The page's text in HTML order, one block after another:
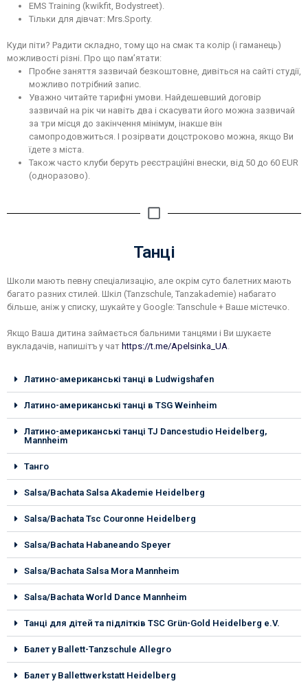
EMS Training (kwikfit, Bodystreet).
Тільки для дівчат: Mrs.Sporty.
Куди піти? Радити складно, тому що на смак та колір (і гаманець)
можливості різні. Про що пам’ятати:
Пробне заняття зазвичай безкоштовне, дивіться на сайті студії,
можливо потрібний запис.
Уважно читайте тарифні умови. Найдешевший договір
зазвичай на рік чи навіть два і скасувати його можна зазвичай
за три місця до закінчення мінімум, інакше він
самопродовжиться. І розірвати доцстроково можна, якщо Ви
їдете з міста.
Також часто клуби беруть реєстраційні внески, від 50 до 60 EUR
(одноразово).
Танці
Школи мають певну спеціализацію, але окрім суто балетних мають
багато разних стилей. Шкіл (Tanzschule, Tanzakademie) набагато
більше, аніж у списку, шукайте у Google: Tanschule + Ваше містечко.
Якщо Ваша дитина займається бальними танцями і Ви шукаєте
вукладачів, напишітъ у чат https://t.me/Apelsinka_UA.
Латино-американські танці в Ludwigshafen
Латино-американські танці в TSG Weinheim
Латино-американські танці TJ Dancestudio Heidelberg,
Mannheim
Танго
Salsa/Bachata Salsa Akademie Heidelberg
Salsa/Bachata Tsc Couronne Heidelberg
Salsa/Bachata Habaneando Speyer
Salsa/Bachata Salsa Mora Mannheim
Salsa/Bachata World Dance Mannheim
Танці для дітей та підлітків TSC Grün-Gold Heidelberg e.V.
Балет у Ballett-Tanzschule Allegro
Балет у Ballettwerkstatt Heidelberg